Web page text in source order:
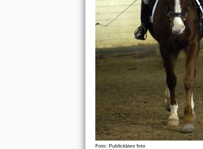
Foto: Publicitātes foto